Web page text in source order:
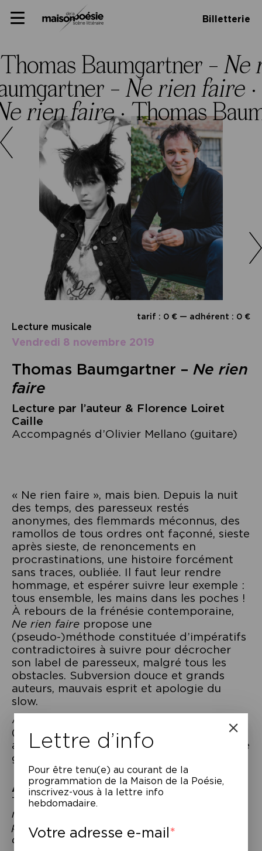
Panneau de gestion des cookies
to
Primary
Billetterie
Thomas Baumgartner – Ne
– Ne rien faire ·
rien faire· Thomas
tarif : 0 € — adhérent : 0 €
Lecture musicale
vendredi 8 novembre 2019
Thomas Baumgartner – Ne rien
faire
Lecture par l’auteur & Florence Loiret
Caille
Accompagnés d’Olivier Mellano (guitare)
« Ne rien faire », mais bien. Depuis la nuit
des temps, des paresseux restés
anonymes, des flemmards méconnus, des
ramollos de tous ordres ont façonné, sieste
après sieste, de renoncements en
procrastinations, une histoire forcément
sans traces, oubliée. Il faut leur rendre
hommage, et espérer suivre leur exemple :
tous ensemble, les mains dans les poches !
À rebours de la frénésie contemporaine,
Ne rien faire propose une
(pseudo-)méthode constituée d’impératifs
contradictoires à suivre pour décrocher
son label de paresseux, malgré tous les
obstacles. Subversion douce et grands
auteurs, mauvais esprit et apologie du
slow.
Avec la comédienne Florence Loiret-Caille
(« Le Bureau des légendes », « L’Effet
aquatique », « Queen of Montreuil »…) et le
guitariste et compositeur Olivier Mellano.
À lire–
Thomas Baumgartner,
méthode approximative et contradictoire
pour devenir paresseux sans trop se
donner de mal , Kero, 2019.
Lettre d’info
Pour être tenu(e) au courant de la
programmation de la Maison de la Poésie,
inscrivez-vous à la lettre info
hebdomadaire.
Votre adresse e-mail